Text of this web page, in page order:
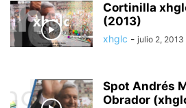
Cortinilla
(2013)
xhglc - julio 2, 2013
Spot Andrés
Obrador